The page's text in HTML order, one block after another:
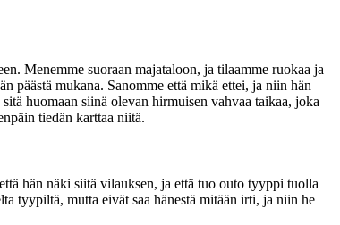
Menemme suoraan majataloon, ja tilaamme ruokaa ja
päästä mukana. Sanomme että mikä ettei, ja niin hän
huomaan siinä olevan hirmuisen vahvaa taikaa, joka
tiedän karttaa niitä.
hän näki siitä vilauksen, ja että tuo outo tyyppi tuolla
tyypiltä, mutta eivät saa hänestä mitään irti, ja niin he